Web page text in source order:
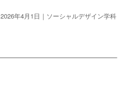
2026年4月1日｜ソーシャルデザイン学科